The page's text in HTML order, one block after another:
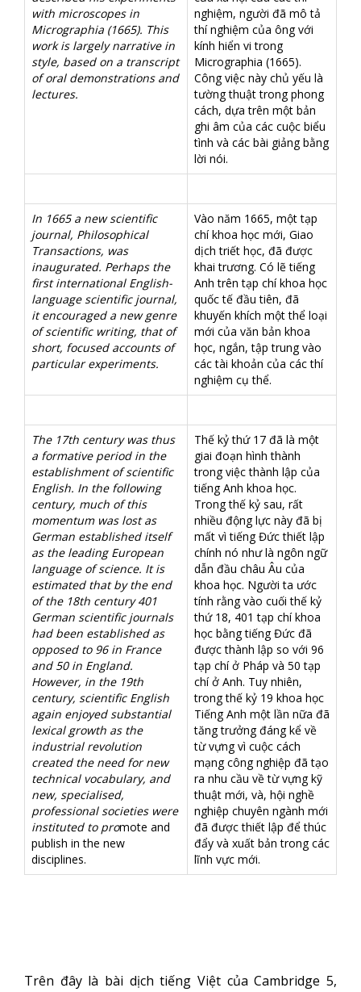
with microscopes in
Micrographia (1665). This
work is largely narrative in
style, based on a transcript
of oral demonstrations and
lectures.
nghiệm, người đã mô tả
thí nghiệm của ông với
kính hiển vi trong
Micrographia (1665).
Công việc này chủ yếu là
tường thuật trong phong
cách, dựa trên một bản
ghi âm của các cuộc biểu
tình và các bài giảng bằng
lời nói.
In 1665 a new scientific
journal, Philosophical
Transactions, was
inaugurated. Perhaps the
first international English-
language scientific journal,
it encouraged a new genre
of scientific writing, that of
short, focused accounts of
particular experiments.
Vào năm 1665, một tạp
chí khoa học mới, Giao
dịch triết học, đã được
khai trương. Có lẽ tiếng
Anh trên tạp chí khoa học
quốc tế đầu tiên, đã
khuyến khích một thể loại
mới của văn bản khoa
học, ngắn, tập trung vào
các tài khoản của các thí
nghiệm cụ thể.
The 17th century was thus
a formative period in the
establishment of scientific
English. In the following
century, much of this
momentum was lost as
German established itself
as the leading European
language of science. It is
estimated that by the end
of the 18th century 401
German scientific journals
had been established as
opposed to 96 in France
and 50 in England.
However, in the 19th
century, scientific English
again enjoyed substantial
lexical growth as the
industrial revolution
created the need for new
technical vocabulary, and
new, specialised,
professional societies were
instituted to promote and
publish in the new
disciplines.
Thế kỷ thứ 17 đã là một
giai đoạn hình thành
trong việc thành lập của
tiếng Anh khoa học.
Trong thế kỷ sau, rất
nhiều động lực này đã bị
mất vì tiếng Đức thiết lập
chính nó như là ngôn ngữ
dẫn đầu châu Âu của
khoa học. Người ta ước
tính rằng vào cuối thế kỷ
thứ 18, 401 tạp chí khoa
học bằng tiếng Đức đã
được thành lập so với 96
tạp chí ở Pháp và 50 tạp
chí ở Anh. Tuy nhiên,
trong thế kỷ 19 khoa học
Tiếng Anh một lần nữa đã
tăng trưởng đáng kể về
từ vựng vì cuộc cách
mạng công nghiệp đã tạo
ra nhu cầu về từ vựng kỹ
thuật mới, và, hội nghề
nghiệp chuyên ngành mới
đã được thiết lập để thúc
đẩy và xuất bản trong các
lĩnh vực mới.
Trên đây là bài dịch tiếng Việt của Cambridge 5,